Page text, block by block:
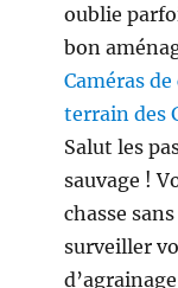
oublie
bon
Caméras
terrain des
Salut les
sauvage !
chasse
surveiller